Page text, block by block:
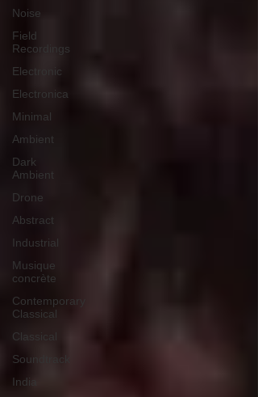
Noise
Field
Recordings
Electronic
Electronica
Minimal
Ambient
Dark
Ambient
Drone
Abstract
Industrial
Musique
concrète
Contemporary
Classical
Classical
Soundtrack
India